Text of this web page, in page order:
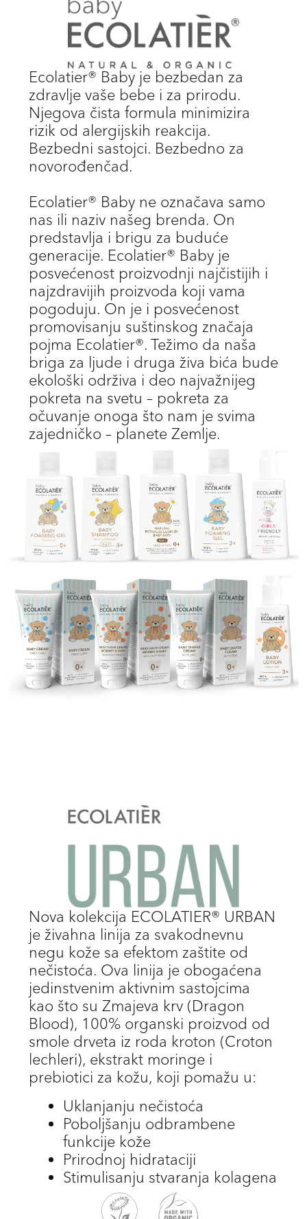
Ecolatier® Baby je bezbedan za
zdravlje vaše bebe i za prirodu.
Njegova čista formula minimizira
rizik od alergijskih reakcija.
Bezbedni sastojci. Bezbedno za
novorođenčad.
Ecolatier® Baby ne označava samo
nas ili naziv našeg brenda. On
predstavlja i brigu za buduće
generacije. Ecolatier® Baby je
posvećenost proizvodnji najčistijih i
najzdravijih proizvoda koji vama
pogoduju. On je i posvećenost
promovisanju suštinskog značaja
pojma Ecolatier®. Težimo da naša
briga za ljude i druga živa bića bude
ekološki održiva i deo najvažnijeg
pokreta na svetu – pokreta za
očuvanje onoga što nam je svima
zajedničko – planete Zemlje.
Nova kolekcija ECOLATIER® URBAN
je živahna linija za svakodnevnu
negu kože sa efektom zaštite od
nečistoća. Ova linija je obogaćena
jedinstvenim aktivnim sastojcima
kao što su Zmajeva krv (Dragon
Blood), 100% organski proizvod od
smole drveta iz roda kroton (Croton
lechleri), ekstrakt moringe i
prebiotici za kožu, koji pomažu u:
Uklanjanju nečistoća
Poboljšanju odbrambene
funkcije kože
Prirodnoj hidrataciji
Stimulisanju stvaranja kolagena